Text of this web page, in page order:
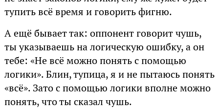
тупить всё время и говорить фигню.
А ещё бывает так: оппонент говорит чушь,
ты указываешь на логическую ошибку, а он
тебе: «Не всё можно понять с помощью
логики». Блин, тупица, я и не пытаюсь понять
«всё». Зато с помощью логики вполне можно
понять, что ты сказал чушь.